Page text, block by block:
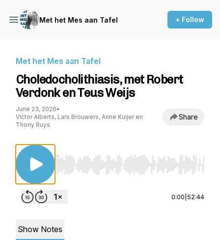
Met het Mes aan Tafel + Follow
Met het Mes aan Tafel
Choledocholithiasis, met Robert
Verdonk en Teus Weijs
June 23, 2026•
Victor Alberts, Lars Brouwers, Anne Kuijer en
Thony Ruys
Share
Use Left/Right to seek, Home/End to jump
0:00 52:44
Show Notes